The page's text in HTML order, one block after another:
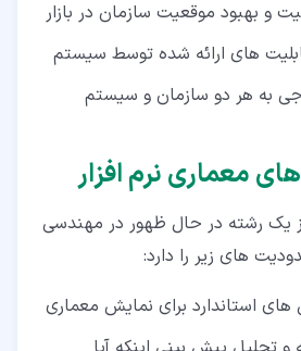
و بهبود موقعیت سازمان در بازار
های ارائه شده توسط سیستم
به هر دو سازمان و سیستم
یک رشته در حال ظهور در مهندسی
های زیر را دارد:
های استاندارد برای نمایش معماری